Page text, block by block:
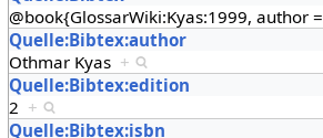
@book{GlossarWiki:Kyas:1999, author =
Quelle:Bibtex:author
Othmar Kyas +
Quelle:Bibtex:edition
2 +
Quelle:Bibtex:isbn